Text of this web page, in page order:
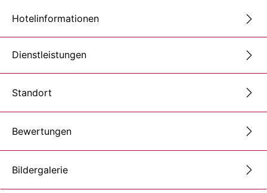
Hotelinformationen
Dienstleistungen
Standort
Bewertungen
Bildergalerie